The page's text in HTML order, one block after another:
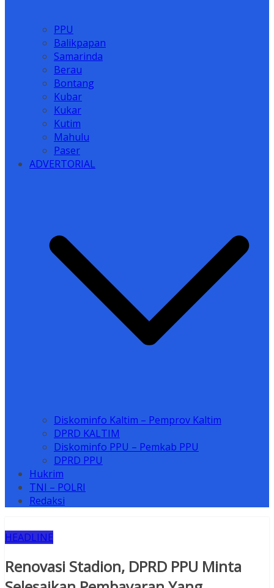
PPU
Balikpapan
Samarinda
Berau
Bontang
Kubar
Kukar
Kutim
Mahulu
Paser
ADVERTORIAL
Diskominfo Kaltim – Pemprov Kaltim
DPRD KALTIM
Diskominfo PPU – Pemkab PPU
DPRD PPU
Hukrim
TNI – POLRI
Redaksi
HEADLINE
Renovasi Stadion, DPRD PPU Minta